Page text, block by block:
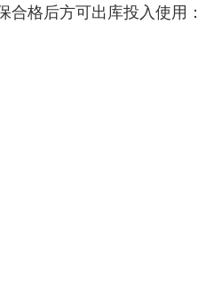
格后方可出库投入使用：